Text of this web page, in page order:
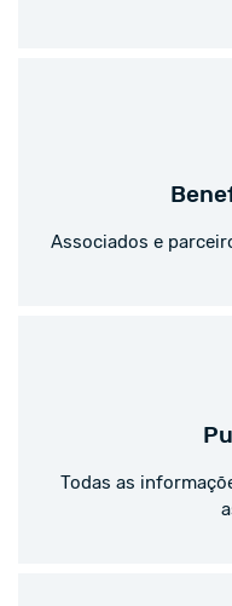
Associados e
Todas as